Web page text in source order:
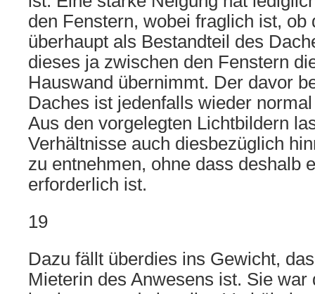
den Fenstern, wobei fraglich ist, ob
überhaupt als Bestandteil des
dieses ja zwischen den Fenstern
Hauswand übernimmt. Der davor
Daches ist jedenfalls wieder
Aus den vorgelegten Lichtbildern
Verhältnisse auch diesbezüglich
zu entnehmen, ohne dass deshalb
erforderlich ist.
19
Dazu fällt überdies ins Gewicht,
Mieterin des Anwesens ist. Sie war